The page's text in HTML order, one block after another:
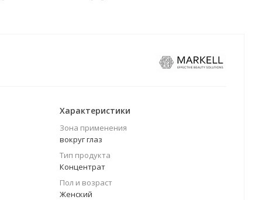
Характеристики
Зона применения
вокруг глаз
Тип продукта
Концентрат
Пол и возраст
Женский